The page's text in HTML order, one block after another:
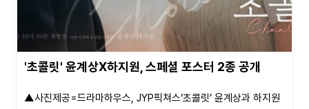
'초콜릿' 윤계상X하지원, 스페셜 포스터 2종 공개
▲사진제공=드라마하우스, JYP픽쳐스‘초콜릿’ 윤계상과 하지원